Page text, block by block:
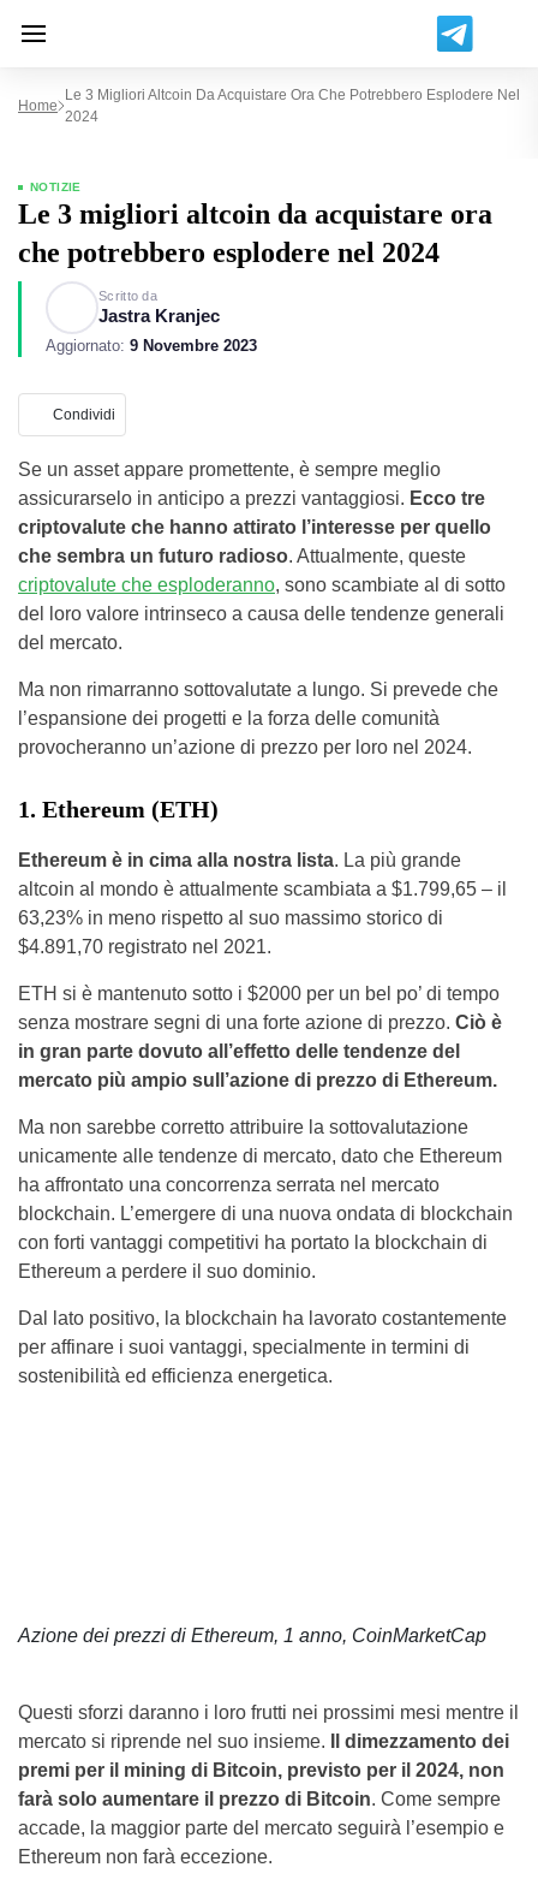
Home
Le 3 Migliori Altcoin Da Acquistare Ora Che Potrebbero Esplodere Nel
2024
NOTIZIE
Le 3 migliori altcoin da acquistare ora
che potrebbero esplodere nel 2024
Scritto da
Jastra Kranjec
Aggiornato: 9 Novembre 2023
Condividi
Se un asset appare promettente, è sempre meglio
assicurarselo in anticipo a prezzi vantaggiosi. Ecco tre
criptovalute che hanno attirato l’interesse per quello
che sembra un futuro radioso. Attualmente, queste
criptovalute che esploderanno, sono scambiate al di sotto
del loro valore intrinseco a causa delle tendenze generali
del mercato.
Ma non rimarranno sottovalutate a lungo. Si prevede che
l’espansione dei progetti e la forza delle comunità
provocheranno un’azione di prezzo per loro nel 2024.
1. Ethereum (ETH)
Ethereum è in cima alla nostra lista. La più grande
altcoin al mondo è attualmente scambiata a $1.799,65 – il
63,23% in meno rispetto al suo massimo storico di
$4.891,70 registrato nel 2021.
ETH si è mantenuto sotto i $2000 per un bel po’ di tempo
senza mostrare segni di una forte azione di prezzo. Ciò è
in gran parte dovuto all’effetto delle tendenze del
mercato più ampio sull’azione di prezzo di Ethereum.
Ma non sarebbe corretto attribuire la sottovalutazione
unicamente alle tendenze di mercato, dato che Ethereum
ha affrontato una concorrenza serrata nel mercato
blockchain. L’emergere di una nuova ondata di blockchain
con forti vantaggi competitivi ha portato la blockchain di
Ethereum a perdere il suo dominio.
Dal lato positivo, la blockchain ha lavorato costantemente
per affinare i suoi vantaggi, specialmente in termini di
sostenibilità ed efficienza energetica.
Azione dei prezzi di Ethereum, 1 anno, CoinMarketCap
Questi sforzi daranno i loro frutti nei prossimi mesi mentre il
mercato si riprende nel suo insieme.
Il dimezzamento dei
premi per il mining di Bitcoin, previsto per il 2024, non
farà solo aumentare il prezzo di Bitcoin. Come sempre
accade, la maggior parte del mercato seguirà l’esempio e
Ethereum non farà eccezione.